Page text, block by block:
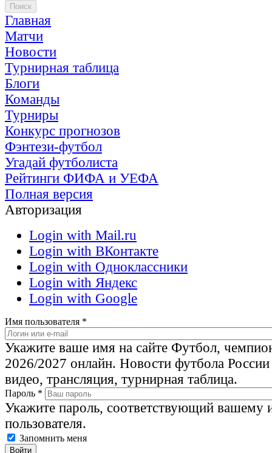
Главная
Матчи
Новости
Турнирная таблица
Блоги
Команды
Турниры
Конкурс прогнозов
Фэнтези-футбол
Угадай футболиста
Рейтинги ФИФА и УЕФА
Полная версия
Авторизация
Login with Mail.ru
Login with ВКонтакте
Login with Одноклассники
Login with Яндекс
Login with Google
Имя пользователя *
Укажите ваше имя на сайте Футбол,
2026/2027 онлайн. Новости футбола
видео, трансляция, турнирная таблица.
Пароль *
Укажите пароль, соответствующий вашему
пользователя.
Запомнить меня